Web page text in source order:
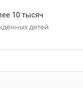
10 тысяч
детей